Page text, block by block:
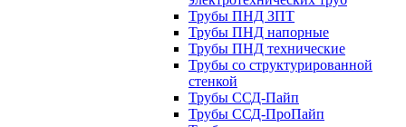
Трубы ПНД ЗПТ
Трубы ПНД напорные
Трубы ПНД технические
Трубы со структурированной
стенкой
Трубы ССД-Пайп
Трубы ССД-ПроПайп